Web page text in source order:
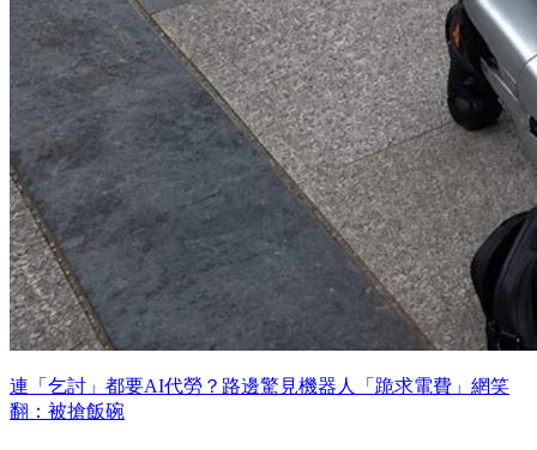
連「乞討」都要AI代勞？路邊驚見機器人「跪求電費」網笑
翻：被搶飯碗